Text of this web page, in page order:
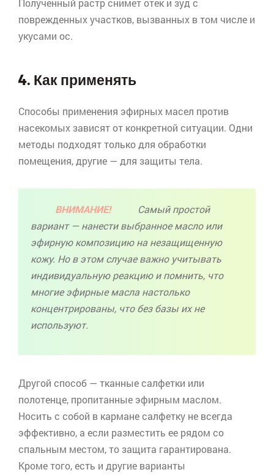
Полученный растр снимет отек и зуд с
поврежденных участков, вызванных в том числе и
укусами ос.
4. Как применять
Способы применения эфирных масел против
насекомых зависят от конкретной ситуации. Одни
методы подходят только для обработки
помещения, другие — для защиты тела.
ВНИМАНИЕ!
Самый простой
вариант — нанести выбранное масло или
эфирную композицию на незащищенную
кожу. Но в этом случае важно учитывать
индивидуальную реакцию и помнить, что
многие эфирные масла настолько
концентрированы, что без базы их не
используют.
Другой способ — тканные салфетки или
полотенце, пропитанные эфирным маслом.
Носить с собой в кармане салфетку не всегда
эффективно, а если разместить ее рядом со
спальным местом, то защита гарантирована.
Кроме того, есть и другие варианты